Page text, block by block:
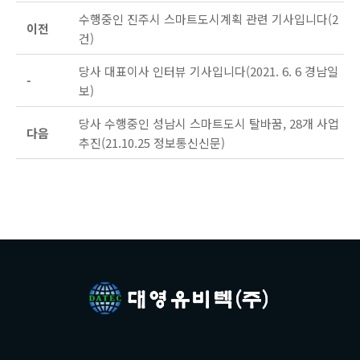
이전
수행중인 진주시 스마트도시계획 관련 기사입니다(2
건)
-
당사 대표이사 인터뷰 기사입니다(2021. 6. 6 경남일
보)
다음
당사 수행중인 성남시 스마트도시 탈바꿈, 28개 사업
추진(21.10.25 정보통신신문)